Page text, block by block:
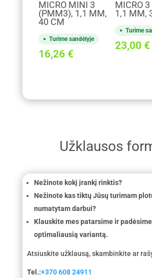
MICRO MINI 3
(PMM3), 1,1 MM,
40 CM
Turime sandėlyje
16,26 €
MICRO
1,1 MM,
Turime
23,00 €
Užklausos
Nežinote kokį įrankį rinktis?
Nežinote kas tiktų Jūsų turimam
numatytam darbui?
Klauskite mes patarsime ir
optimaliausią variantą.
Atsiuskite užklausą, skambinkite ar
Tel.:+370 608 24911